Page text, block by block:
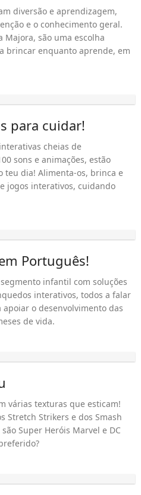
diversão e aprendizagem,
e o conhecimento geral.
Majora, são uma escolha
brincar enquanto aprende, em
para cuidar!
cheias de
sons e animações, estão
teu dia! Alimenta-os, brinca e
jogos interativos, cuidando
Português!
infantil com soluções
interativos, todos a falar
o desenvolvimento das
de vida.
várias texturas que esticam!
Stretch Strikers e dos Smash
Super Heróis Marvel e DC